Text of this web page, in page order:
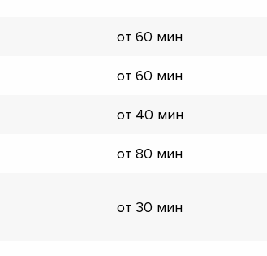
от 60 мин
от 60 мин
от 40 мин
от 80 мин
от 30 мин